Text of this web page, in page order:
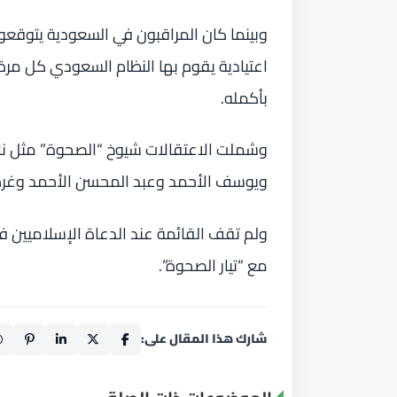
وبينما كان المراقبون في السعودية
اعتيادية يقوم بها النظام السعودي كل
بأكمله.
وشملت الاعتقالات شيوخ “الصحوة”
ويوسف الأحمد وعبد المحسن الأحمد
ولم تقف القائمة عند الدعاة
مع “تيار الصحوة”.
شارك هذا المقال على: